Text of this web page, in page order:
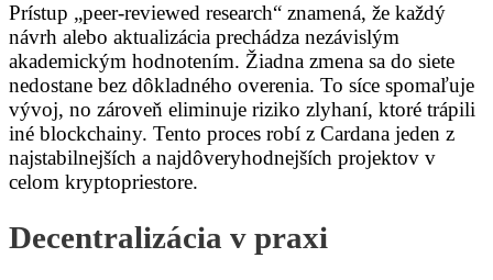
Prístup „peer-reviewed research“ znamená, že každý
návrh alebo aktualizácia prechádza nezávislým
akademickým hodnotením. Žiadna zmena sa do siete
nedostane bez dôkladného overenia. To síce spomaľuje
vývoj, no zároveň eliminuje riziko zlyhaní, ktoré trápili
iné blockchainy. Tento proces robí z Cardana jeden z
najstabilnejších a najdôveryhodnejších projektov v
celom kryptopriestore.
Decentralizácia v praxi